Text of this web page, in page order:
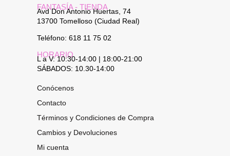
FANTASÍA - TIENDA
Avd Don Antonio Huertas, 74
13700 Tomelloso (Ciudad Real)
Teléfono: 618 11 75 02
HORARIO
L a V: 10:30-14:00 | 18:00-21:00
SÁBADOS: 10.30-14:00
Conócenos
Contacto
Términos y Condiciones de Compra
Cambios y Devoluciones
Mi cuenta